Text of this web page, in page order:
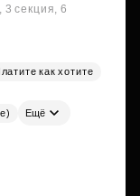
секция, 6
как хотите
Ещё